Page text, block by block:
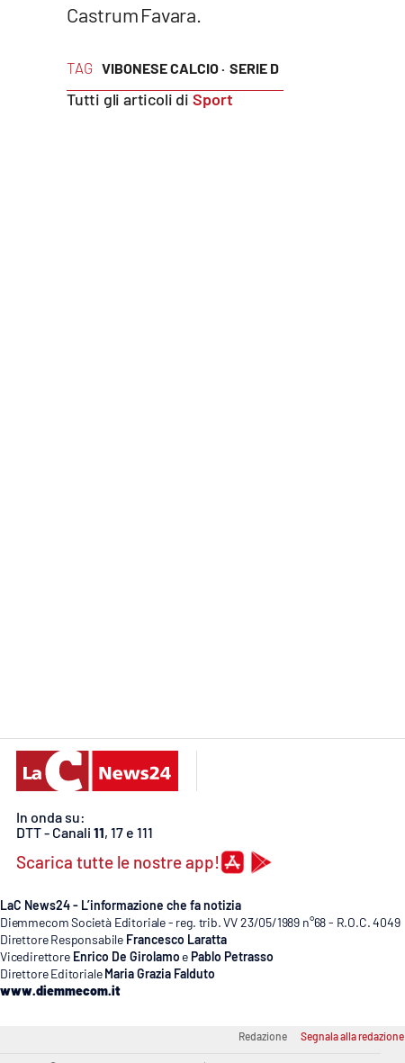
Catanzarochannel.it
App
TAG VIBONESE CALCIO · SERIE D
Tutti gli articoli di Sport
Castrum Favara.
In onda su:
DTT - Canali 11, 17 e 111
Scarica tutte le nostre app!
LaC News24 - L’informazione che fa notizia
Diemmecom Società Editoriale - reg. trib. VV 23/05/1989 n°68 - R.O.C. 4049
Direttore Responsabile Francesco Laratta
Vicedirettore Enrico De Girolamo e Pablo Petrasso
Direttore Editoriale Maria Grazia Falduto
www.diemmecom.it
Redazione Segnala alla redazione